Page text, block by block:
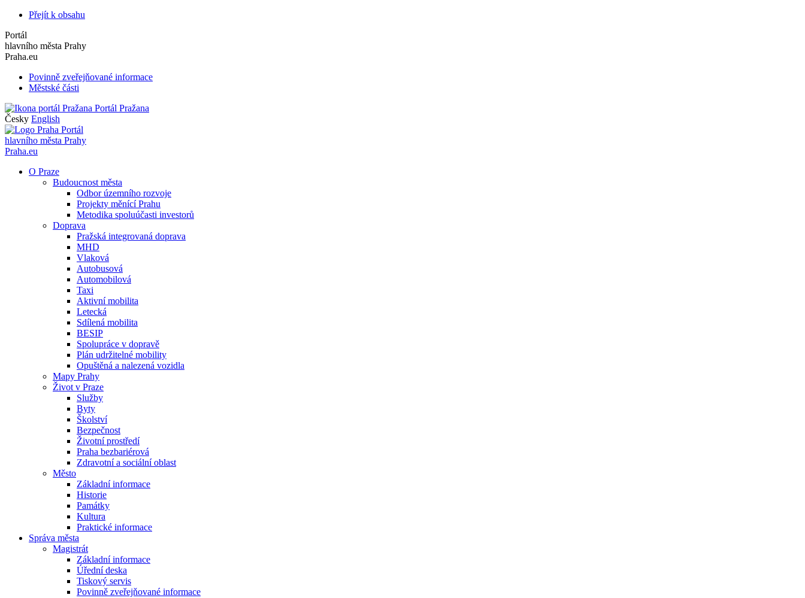
Přejít k obsahu
Portál
hlavního města Prahy
Praha.eu
Povinně zveřejňované informace
Městské části
Portál Pražana
Česky English
Portál
hlavního města Prahy
Praha.eu
O Praze
Budoucnost města
Odbor územního rozvoje
Projekty měnící Prahu
Metodika spoluúčasti investorů
Doprava
Pražská integrovaná doprava
MHD
Vlaková
Autobusová
Automobilová
Taxi
Aktivní mobilita
Letecká
Sdílená mobilita
BESIP
Spolupráce v dopravě
Plán udržitelné mobility
Opuštěná a nalezená vozidla
Mapy Prahy
Život v Praze
Služby
Byty
Školství
Bezpečnost
Životní prostředí
Praha bezbariérová
Zdravotní a sociální oblast
Město
Základní informace
Historie
Památky
Kultura
Praktické informace
Správa města
Magistrát
Základní informace
Úřední deska
Tiskový servis
Povinně zveřejňované informace